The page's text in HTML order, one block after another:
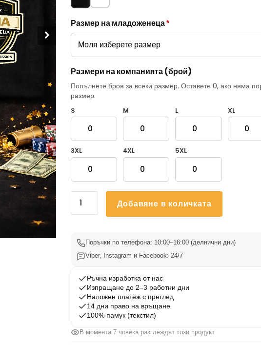
и компания
Размер на младоженеца*
Размери на компанията (брой)
Попълнете броя за всеки размер. Оставете 0, ако няма
размер.
S M L XL
3XL 4XL 5XL
количество
ергенско
парти
Младоженец
Охрана
Добавяне в количката
Поръчки по телефона: 10:00–16:00 (делнични дни)
Viber, Instagram и Facebook: 24/7
Ръчна изработка от нас
Изпращане до 2–3 работни дни
Наложен платеж с преглед
14 дни право на връщане
100% памук (текстил)
В момента 7 човека разглеждат този продукт